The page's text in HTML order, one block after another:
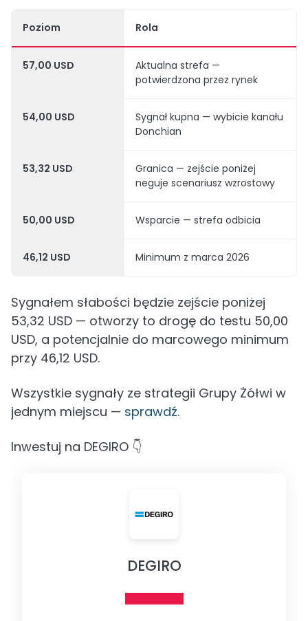
Poziom Rola
57,00 USD
Aktualna strefa —
potwierdzona przez rynek
54,00 USD
Sygnał kupna — wybicie kanału
Donchian
53,32 USD
Granica — zejście poniżej
neguje scenariusz wzrostowy
50,00 USD Wsparcie — strefa odbicia
46,12 USD Minimum z marca 2026
Sygnałem słabości będzie zejście poniżej
53,32 USD — otworzy to drogę do testu 50,00
USD, a potencjalnie do marcowego minimum
przy 46,12 USD.
Wszystkie sygnały ze strategii Grupy Żółwi w
jednym miejscu — sprawdź.
Inwestuj na DEGIRO 👇
DEGIRO